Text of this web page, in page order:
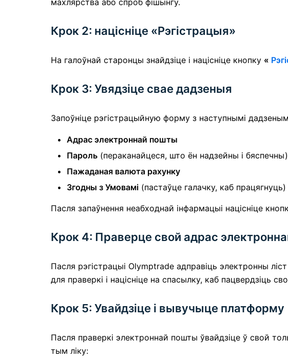
Крок 2: націсніце «Рэгістрацыя»
На галоўнай старонцы знайдзіце і націсніце кнопку «
Крок 3: Увядзіце свае дадзеныя
Запоўніце рэгістрацыйную форму з наступнымі
Адрас электроннай пошты
Пароль (пераканайцеся, што ён надзейны і бяспечны)
Пажаданая валюта рахунку
Згодны з Умовамі (пастаўце галачку, каб працягнуць)
Пасля запаўнення неабходнай інфармацыі націсніце
Крок 4: Праверце свой адрас
Пасля рэгістрацыі Olymptrade адправіць электронны
для праверкі і націсніце на спасылку, каб пацвердзіць
Крок 5: Увайдзіце і вывучыце платформу
Пасля праверкі электроннай пошты ўвайдзіце ў свой
тым ліку: